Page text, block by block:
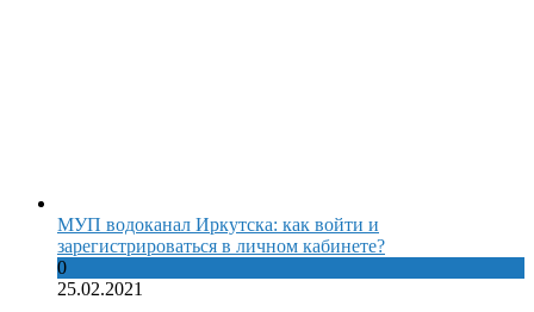
МУП водоканал Иркутска: как войти и
зарегистрироваться в личном кабинете?
0
25.02.2021